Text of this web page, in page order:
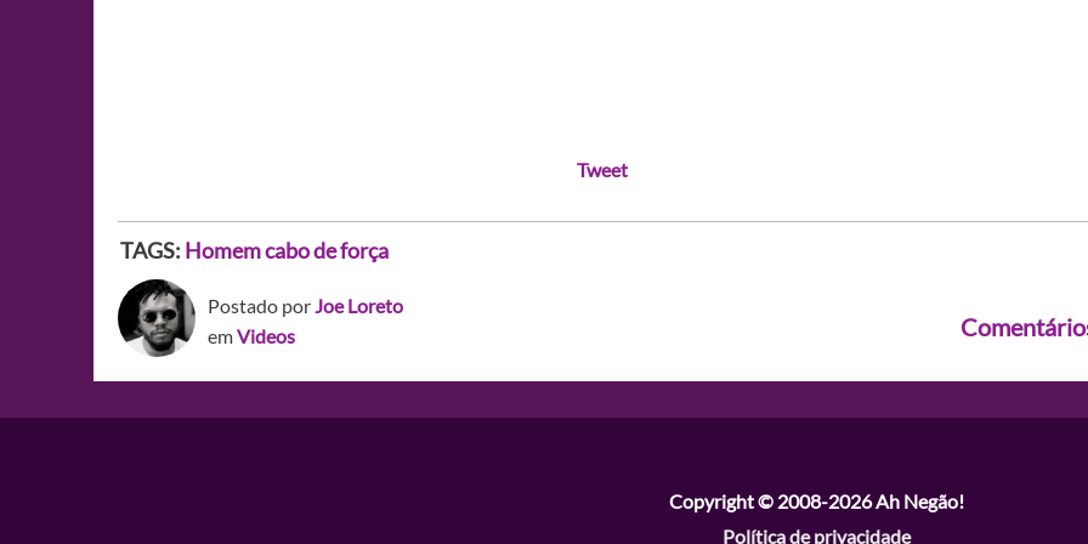
Tweet
TAGS: Homem cabo de força
Postado porJoe Loreto
emVideos
Copyright © 2008-2026Ah Negão!
Política de privacidade